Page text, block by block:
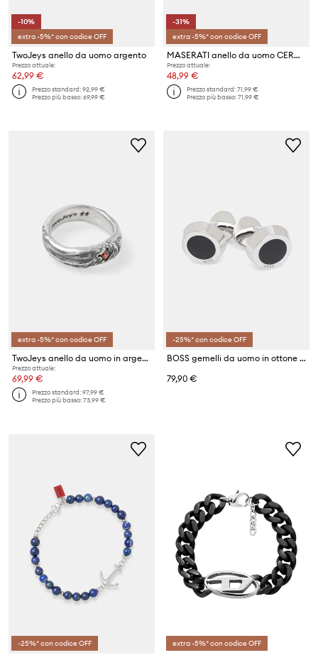
-10%
extra -5%* con codice OFF
TwoJeys anello da uomo argento
Prezzo attuale:
62,99 €
Prezzo standard:92,99 €
Prezzo più basso:69,99 €
-31%
extra -5%* con codice OFF
MASERATI anello da uomo CERAMIC
Prezzo attuale:
48,99 €
Prezzo standard:71,99 €
Prezzo più basso:71,99 €
extra -5%* con codice OFF
TwoJeys anello da uomo in argento con zirconia
Prezzo attuale:
69,99 €
Prezzo standard:97,99 €
Prezzo più basso:73,99 €
-25%* con codice OFF
BOSS gemelli da uomo in ottone B-SIMONY-CUF
79,90 €
-25%* con codice OFF extra -5%* con codice OFF